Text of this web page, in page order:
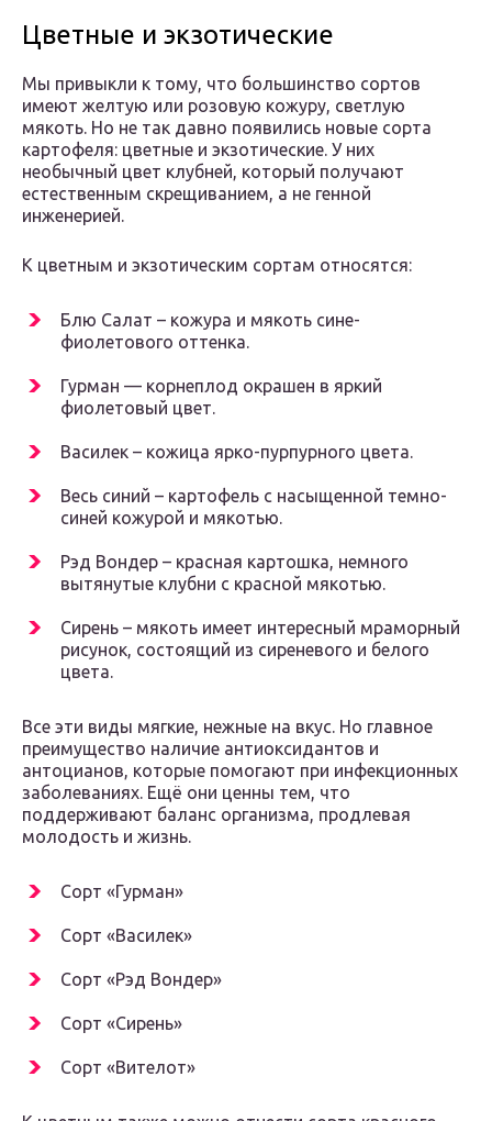
Цветные и экзотические
Мы привыкли к тому, что большинство сортов
имеют желтую или розовую кожуру, светлую
мякоть. Но не так давно появились новые сорта
картофеля: цветные и экзотические. У них
необычный цвет клубней, который получают
естественным скрещиванием, а не генной
инженерией.
К цветным и экзотическим сортам относятся:
Блю Салат – кожура и мякоть сине-
фиолетового оттенка.
Гурман — корнеплод окрашен в яркий
фиолетовый цвет.
Василек – кожица ярко-пурпурного цвета.
Весь синий – картофель с насыщенной темно-
синей кожурой и мякотью.
Рэд Вондер – красная картошка, немного
вытянутые клубни с красной мякотью.
Сирень – мякоть имеет интересный мраморный
рисунок, состоящий из сиреневого и белого
цвета.
Все эти виды мягкие, нежные на вкус. Но главное
преимущество наличие антиоксидантов и
антоцианов, которые помогают при инфекционных
заболеваниях. Ещё они ценны тем, что
поддерживают баланс организма, продлевая
молодость и жизнь.
Сорт «Гурман»
Сорт «Василек»
Сорт «Рэд Вондер»
Сорт «Сирень»
Сорт «Вителот»